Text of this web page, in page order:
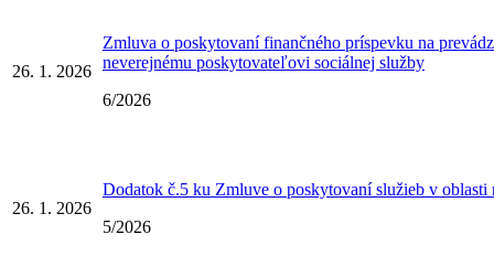
26. 1. 2026
Zmluva o poskytovaní finančného príspevku na
neverejnému poskytovateľovi sociálnej služby
6/2026
26. 1. 2026
Dodatok č.5 ku Zmluve o poskytovaní služieb v oblasti
5/2026